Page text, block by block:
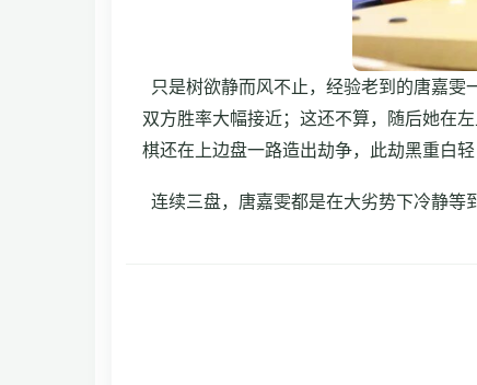
只是树欲静而风不止，经验老到的唐嘉雯
双方胜率大幅接近；这还不算，随后她在
棋还在上边盘一路造出劫争，此劫黑重白
连续三盘，唐嘉雯都是在大劣势下冷静等